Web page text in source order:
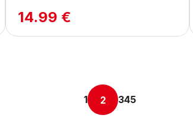
14.99 €
1 2 345